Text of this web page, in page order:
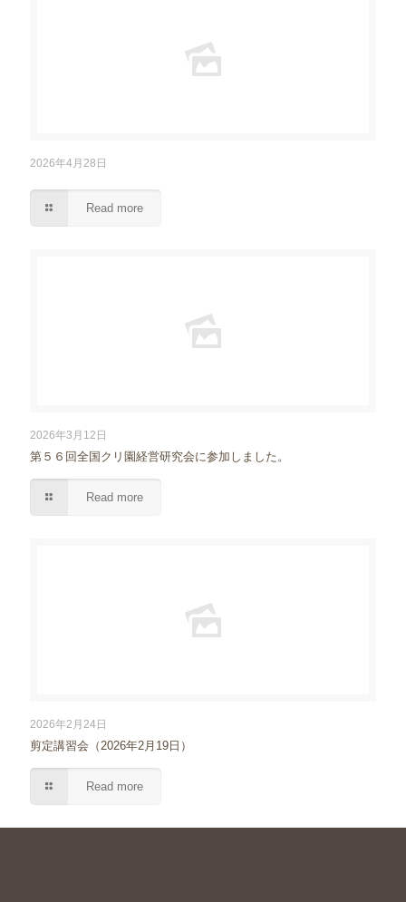
2026年4月28日
Read more
2026年3月12日
第５６回全国クリ園経営研究会に参加しました。
Read more
2026年2月24日
剪定講習会（2026年2月19日）
Read more